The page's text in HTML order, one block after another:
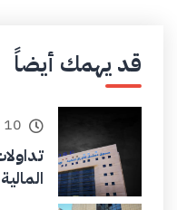
قد يهمك أيضاً
10 فبراير, 2026 - 04:31 م
المالية